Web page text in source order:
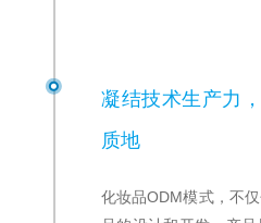
凝结技术生产力
质地
化妆品ODM模式，不